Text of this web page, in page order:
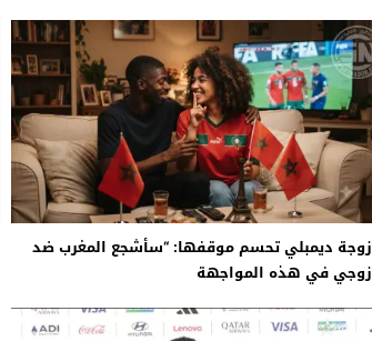
زوجة ديمبلي تحسم موقفها: “سأشجع المغرب ضد
زوجي في هذه المواجهة